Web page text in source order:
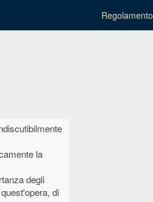
Regolamento
la
degli
di